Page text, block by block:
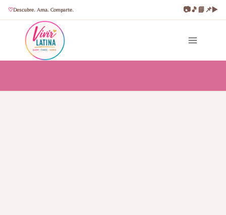
Descubre. Ama. Comparte. 📷🎵📘📌▶️
contenido